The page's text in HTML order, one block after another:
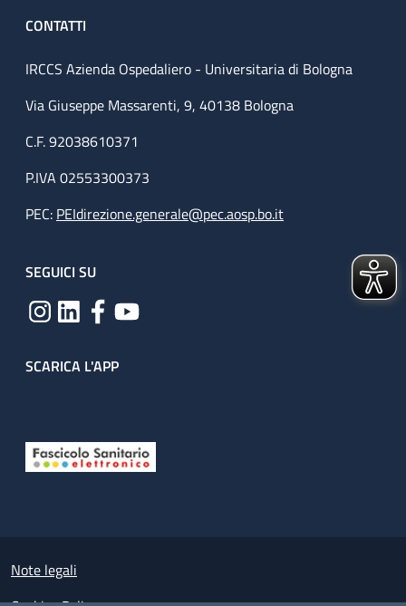
CONTATTI
IRCCS Azienda Ospedaliero - Universitaria di Bologna
Via Giuseppe Massarenti, 9, 40138 Bologna
C.F. 92038610371
P.IVA 02553300373
PEC: PEIdirezione.generale@pec.aosp.bo.it
SEGUICI SU
SCARICA L'APP
Small prints
Note legali